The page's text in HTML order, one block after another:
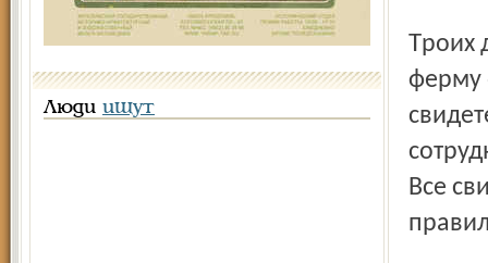
Люди ищут
Троих детей поднимает и семья Ивана Федосеева. Свою
ферму
Все